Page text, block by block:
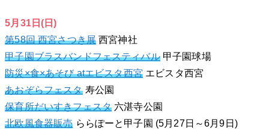
5月31日(日)
第58回 西宮さつき展 西宮神社
甲子園ブラスバンドフェスティバル甲子園球場
防災×食×あそび atエビスタ西宮エビスタ西宮
あおぞらフェスタ寿公園
保育所だいすきフェスタ 六湛寺公園
北欧風食器販売 ららぽーと甲子園 (5月27日～6月9日)